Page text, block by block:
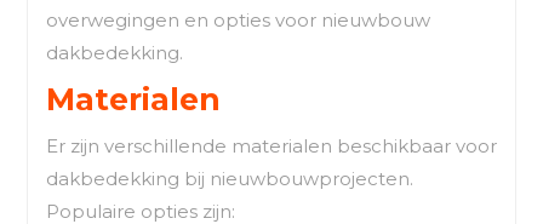
overwegingen en opties voor nieuwbouw
dakbedekking.
Materialen
Er zijn verschillende materialen beschikbaar voor
dakbedekking bij nieuwbouwprojecten.
Populaire opties zijn: